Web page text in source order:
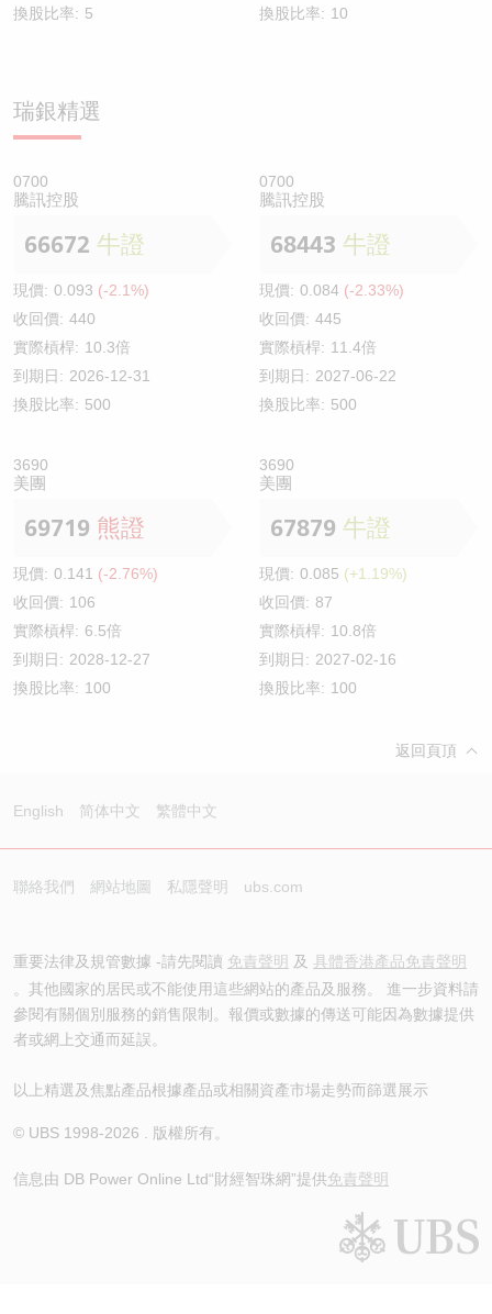
換股比率: 5
換股比率: 10
瑞銀精選
0700
騰訊控股
66672 牛證
現價: 0.093 (-2.1%)
收回價: 440
實際槓桿: 10.3倍
到期日: 2026-12-31
換股比率: 500
0700
騰訊控股
68443 牛證
現價: 0.084 (-2.33%)
收回價: 445
實際槓桿: 11.4倍
到期日: 2027-06-22
換股比率: 500
3690
美團
69719 熊證
現價: 0.141 (-2.76%)
收回價: 106
實際槓桿: 6.5倍
到期日: 2028-12-27
換股比率: 100
3690
美團
67879 牛證
現價: 0.085 (+1.19%)
收回價: 87
實際槓桿: 10.8倍
到期日: 2027-02-16
換股比率: 100
返回頁頂
English 简体中文 繁體中文
聯絡我們 網站地圖 私隱聲明 ubs.com
重要法律及規管數據 -請先閱讀 免責聲明 及 具體香港產品免責聲明
。其他國家的居民或不能使用這些網站的產品及服務。 進一步資料請
參閱有關個別服務的銷售限制。報價或數據的傳送可能因為數據提供
者或網上交通而延誤。
以上精選及焦點產品根據產品或相關資產市場走勢而篩選展示
© UBS 1998-2026 . 版權所有。
信息由 DB Power Online Ltd“財經智珠網”提供免責聲明